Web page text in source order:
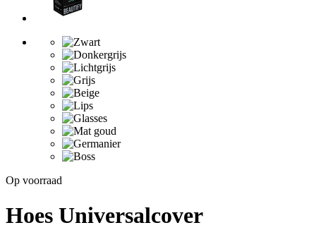
Op voorraad
Hoes Universalcover